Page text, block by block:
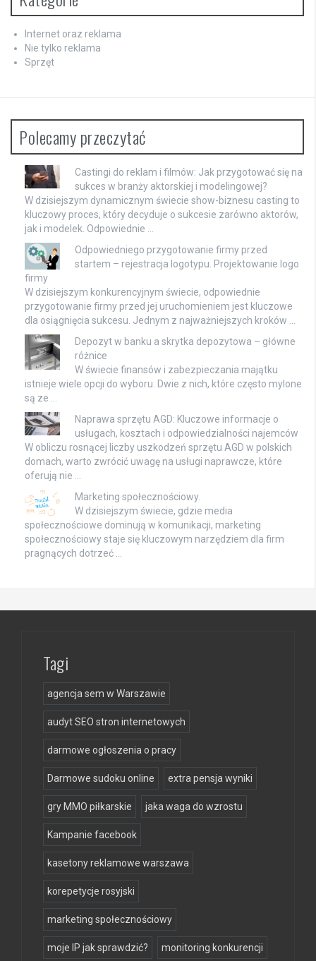
Internet oraz reklama
Nie tylko reklama
Sprzęt
Polecamy przeczytać
Castingi do reklam i filmów: Jak przygotować się na
sukces w branży aktorskiej i modelingowej?
W dzisiejszym dynamicznym świecie show-biznesu casting to
kluczowy proces, który decyduje o sukcesie zarówno aktorów,
jak i modelek. Odpowiednie …
Odpowiedniego przygotowanie firmy przed
startem – rejestracja logotypu. Projektowanie logo
firmy
W dzisiejszym konkurencyjnym świecie, odpowiednie
przygotowanie firmy przed jej uruchomieniem jest kluczowe
dla osiągnięcia sukcesu. Jednym z najważniejszych kroków …
Depozyt w banku a skrytka depozytowa – główne
różnice
W świecie finansów i zabezpieczania majątku
istnieje wiele opcji do wyboru. Dwie z nich, które często mylone
są ze …
Naprawa sprzętu AGD: Kluczowe informacje o
usługach, kosztach i odpowiedzialności najemców
W obliczu rosnącej liczby uszkodzeń sprzętu AGD w polskich
domach, warto zwrócić uwagę na usługi naprawcze, które
oferują nie …
Marketing społecznościowy.
W dzisiejszym świecie, gdzie media
społecznościowe dominują w komunikacji, marketing
społecznościowy staje się kluczowym narzędziem dla firm
pragnących dotrzeć …
Tagi
agencja sem w Warszawie
audyt SEO stron internetowych
darmowe ogłoszenia o pracy
Darmowe sudoku online extra pensja wyniki
gry MMO piłkarskie jaka waga do wzrostu
Kampanie facebook
kasetony reklamowe warszawa
korepetycje rosyjski
marketing społecznościowy
moje IP jak sprawdzić? monitoring konkurencji